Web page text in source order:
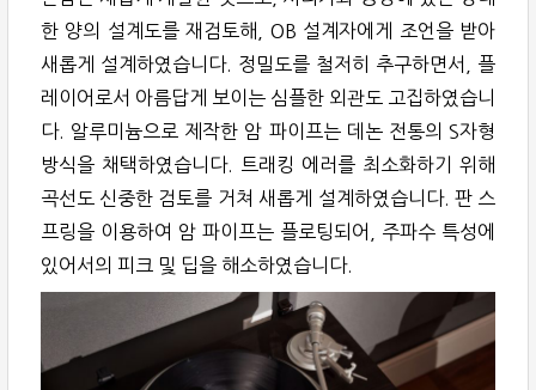
한 양의 설계도를 재검토해, OB 설계자에게 조언을 받아
새롭게 설계하였습니다. 정밀도를 철저히 추구하면서, 플
레이어로서 아름답게 보이는 심플한 외관도 고집하였습니
다. 알루미늄으로 제작한 암 파이프는 데논 전통의 S자형
방식을 채택하였습니다. 트래킹 에러를 최소화하기 위해
곡선도 신중한 검토를 거쳐 새롭게 설계하였습니다. 판 스
프링을 이용하여 암 파이프는 플로팅되어, 주파수 특성에
있어서의 피크 및 딥을 해소하였습니다.